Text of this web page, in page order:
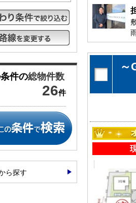
件の総物件数
26件
ら探す
面エリアの土地
成田･銚子
成田･銚子
ア
アの新築一戸建
アの中古一戸建
アのマンション
外房エリア
外房エリア
エリア
エリアの新築一戸建
エリアの中古一戸建
エリアのマンション
エリアの土地
沖縄全域
沖縄全域エ
沖縄全域
沖縄全域エ